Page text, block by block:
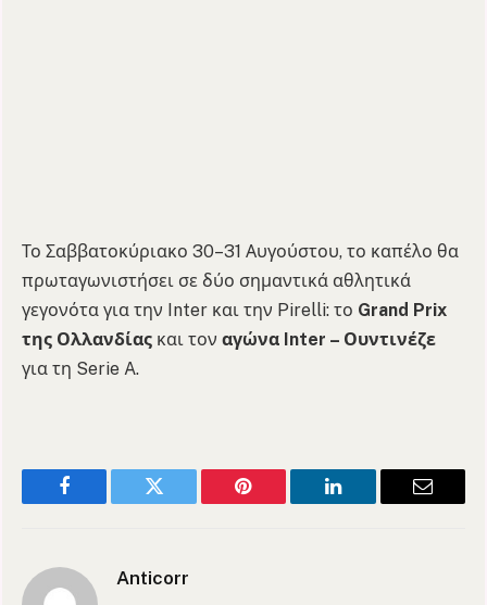
Το Σαββατοκύριακο 30–31 Αυγούστου, το καπέλο θα
πρωταγωνιστήσει σε δύο σημαντικά αθλητικά
γεγονότα για την Inter και την Pirelli: το Grand Prix
της Ολλανδίας και τον αγώνα Inter – Ουντινέζε
για τη Serie A.
Facebook Twitter Pinterest LinkedIn Email
Anticorr